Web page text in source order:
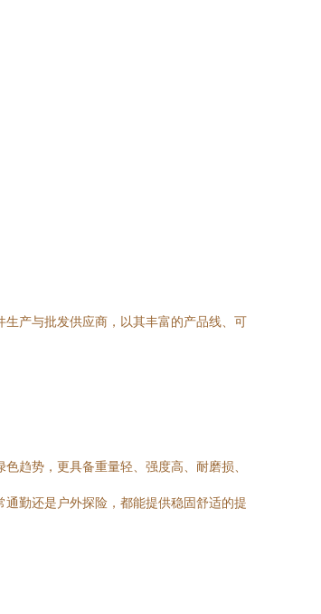
产与批发供应商，以其丰富的产品线、可
趋势，更具备重量轻、强度高、耐磨损、
勤还是户外探险，都能提供稳固舒适的提